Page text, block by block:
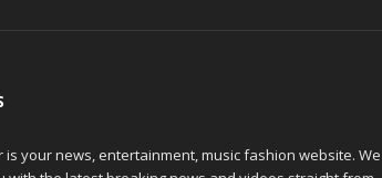
is your news, entertainment, music fashion website. We